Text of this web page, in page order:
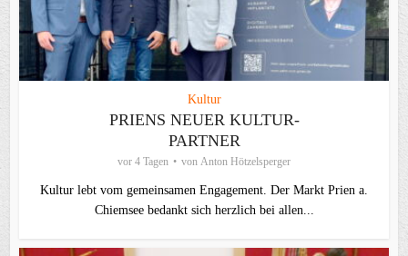
Kultur
PRIENS NEUER KULTUR-
PARTNER
vor 4 Tagen von Anton Hötzelsperger
Kultur lebt vom gemeinsamen Engagement. Der Markt Prien a.
Chiemsee bedankt sich herzlich bei allen...